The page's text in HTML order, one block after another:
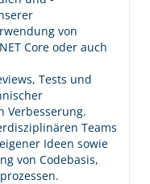
von
Core oder auch
Tests und
Verbesserung.
Teams
Ideen sowie
von Codebasis,